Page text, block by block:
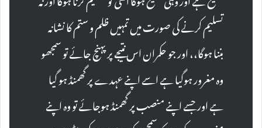
تسلیم کرنے کی صورت میں تمہیں ظلم و ستم کا نشانہ
بننا ہوگا،، اور جو حکمران اس نتیجے پر پہنچ جائے تو سمجھو
وہ مغرور ہوگیا ہے اسے اپنے عہدے پر گھمنڈ ہو گیا
ہے اور جسے اپنے منصب پر گھمنڈ ہوجائے تو وہ اپنے